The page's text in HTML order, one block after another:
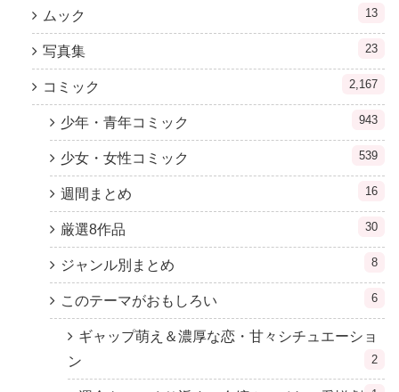
ムック 13
写真集 23
コミック 2,167
少年・青年コミック 943
少女・女性コミック 539
週間まとめ 16
厳選8作品 30
ジャンル別まとめ 8
このテーマがおもしろい 6
ギャップ萌え＆濃厚な恋・甘々シチュエーショ
ン
2